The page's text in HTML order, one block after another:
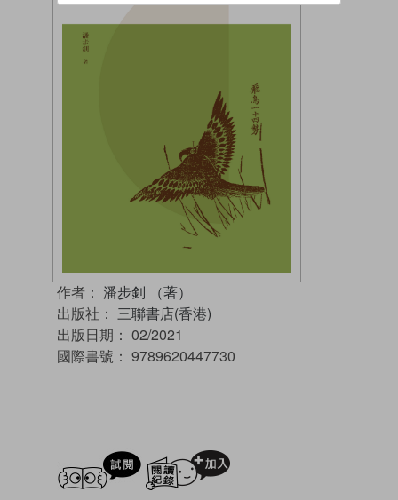
作者： 潘步釗 （著）
出版社： 三聯書店(香港)
出版日期： 02/2021
國際書號： 9789620447730
試閲